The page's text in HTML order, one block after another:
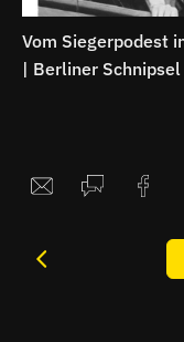
Vom Siegerpodest
| Berliner Schnipsel